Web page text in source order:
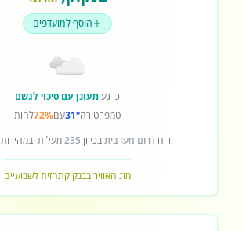
הוסף למועדפים
כרגעמעונן עם סיכוי לגשם
טמפרטורה31°עם72%לחות
רוח דרום מערביתבכיוון 235מעלות ובמהירות
מזג האוויר בבנקוקתחזית לשבועיים